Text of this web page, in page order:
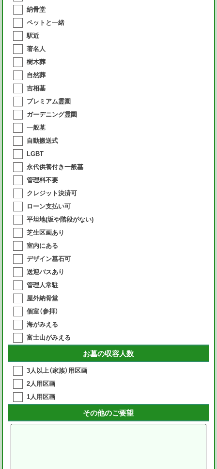
納骨堂
ペットと一緒
駅近
著名人
樹木葬
自然葬
吉相墓
プレミアム霊園
ガーデニング霊園
一般墓
自動搬送式
LGBT
永代供養付き一般墓
管理料不要
クレジット決済可
ローン支払い可
平坦地(坂や階段がない)
芝生区画あり
室内にある
デザイン墓石可
送迎バスあり
管理人常駐
屋外納骨堂
個室（参拝）
海がみえる
富士山がみえる
お墓の収容人数
3人以上（家族）用区画
2人用区画
1人用区画
その他のご要望